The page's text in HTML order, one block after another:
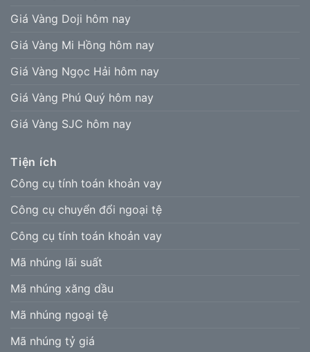
Giá Vàng Doji hôm nay
Giá Vàng Mi Hồng hôm nay
Giá Vàng Ngọc Hải hôm nay
Giá Vàng Phú Quý hôm nay
Giá Vàng SJC hôm nay
Tiện ích
Công cụ tính toán khoản vay
Công cụ chuyển đổi ngoại tệ
Công cụ tính toán khoản vay
Mã nhúng lãi suất
Mã nhúng xăng dầu
Mã nhúng ngoại tệ
Mã nhúng tỷ giá